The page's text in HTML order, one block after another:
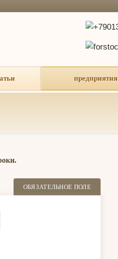
предприятия
ОБЯЗАТЕЛЬНОЕ ПОЛЕ